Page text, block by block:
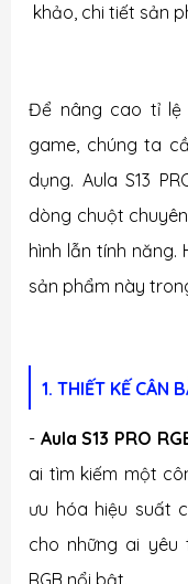
khảo, chi tiết sản
Để nâng cao tỉ lệ
game, chúng ta
dụng. Aula S13
dòng chuột
hình lẫn tính năng.
sản phẩm này
1. THIẾT KẾ CÂN
- Aula S13 PRO
ai tìm kiếm một
ưu hóa hiệu suất
cho những ai yêu
RGB nổi bật.